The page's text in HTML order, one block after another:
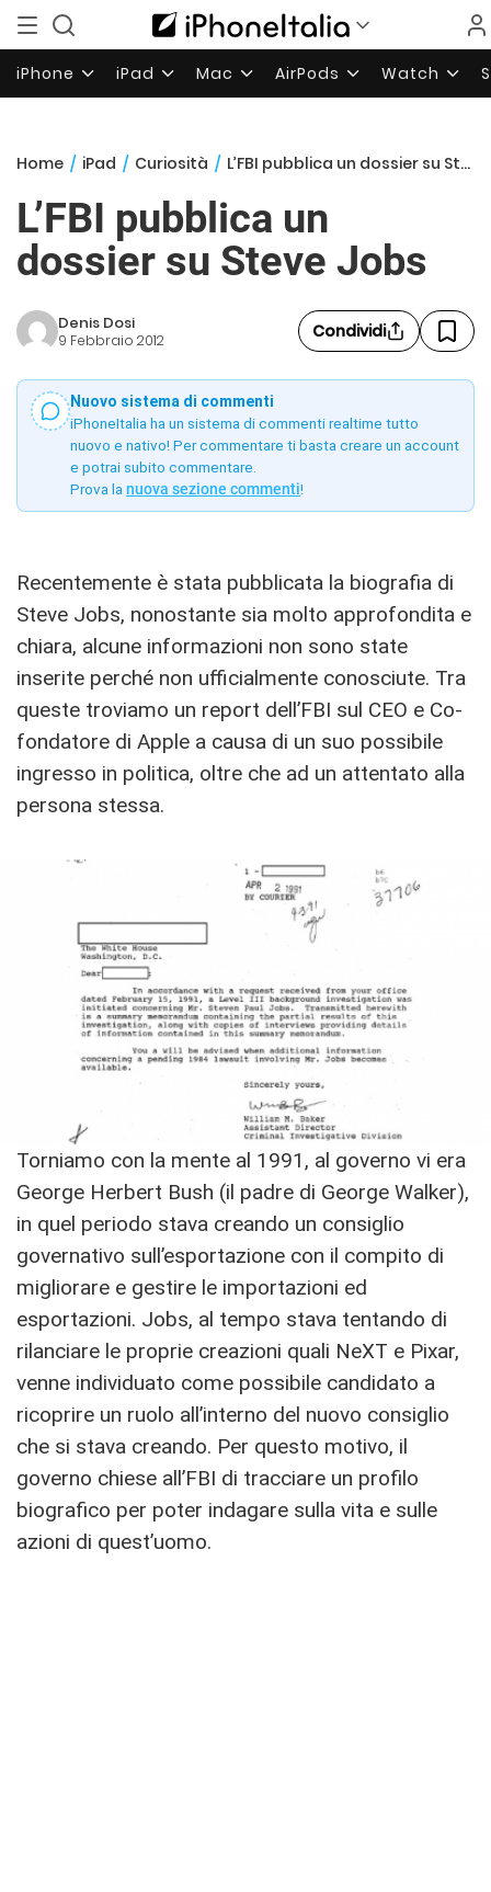
iPhone iPad Mac AirPods Watch
Home / iPad / Curiosità / L’FBI pubblica un dossier su Steve Jobs
L’FBI pubblica un
dossier su Steve Jobs
Denis Dosi
9 Febbraio 2012 Condividi
Nuovo sistema di commenti
iPhoneItalia ha un sistema di commenti realtime tutto
nuovo e nativo! Per commentare ti basta creare un account
e potrai subito commentare.
Prova la nuova sezione commenti!
Recentemente è stata pubblicata la biografia di
Steve Jobs, nonostante sia molto approfondita e
chiara, alcune informazioni non sono state
inserite perché non ufficialmente conosciute. Tra
queste troviamo un report dell’FBI sul CEO e Co-
fondatore di Apple a causa di un suo possibile
ingresso in politica, oltre che ad un attentato alla
persona stessa.
Torniamo con la mente al 1991, al governo vi era
George Herbert Bush (il padre di George Walker),
in quel periodo stava creando un consiglio
governativo sull’esportazione con il compito di
migliorare e gestire le importazioni ed
esportazioni. Jobs, al tempo stava tentando di
rilanciare le proprie creazioni quali NeXT e Pixar,
venne individuato come possibile candidato a
ricoprire un ruolo all’interno del nuovo consiglio
che si stava creando. Per questo motivo, il
governo chiese all’FBI di tracciare un profilo
biografico per poter indagare sulla vita e sulle
azioni di quest’uomo.